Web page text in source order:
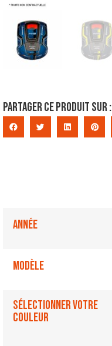
Partager ce produit sur :
Année
Modèle
Sélectionner votre
couleur